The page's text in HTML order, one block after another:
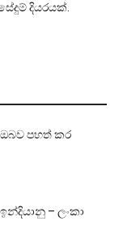
දියරයක්.
පහත් කර
– ලංකා